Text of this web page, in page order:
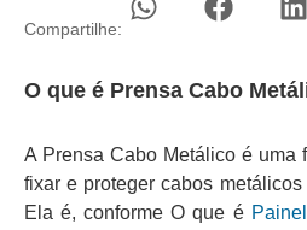
Compartilhe:
O que é Prensa Cabo
A Prensa Cabo Metálico é uma
fixar e proteger cabos
Ela é, conforme O que é